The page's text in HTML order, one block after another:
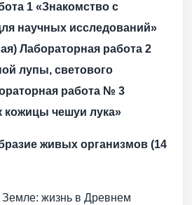
1 «Знакомст­во с
научных исследований»
Лабора­торная работа 2
лупы, светового
работа № 3
кожицы чешуи лука»
живых организмов (14
Земле: жизнь в Древнем